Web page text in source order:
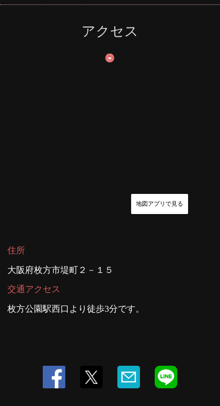
アクセス
地図アプリで見る
住所
大阪府枚方市堤町２－１５
交通アクセス
枚方公園駅西口より徒歩3分です。